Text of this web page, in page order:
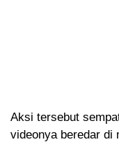
Aksi tersebut
videonya beredar di